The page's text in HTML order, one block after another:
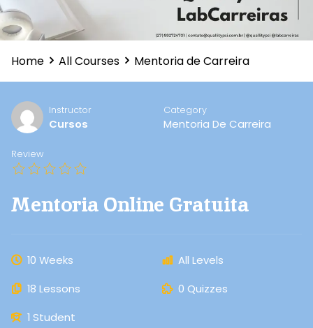
Home All Courses Mentoria de Carreira
Instructor
Cursos
Category
Mentoria De Carreira
Review
Mentoria Online Gratuita
10 Weeks
All Levels
18 Lessons
0 Quizzes
1 Student